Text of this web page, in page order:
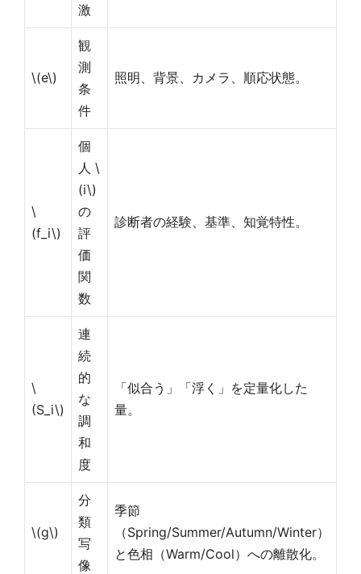
激
\(e\)
観
測
条
件
照明、背景、カメラ、順応状態。
\
(f_i\)
個
人 \
(i\)
の
評
価
関
数
診断者の経験、基準、知覚特性。
\
(S_i\)
連
続
的
な
調
和
度
「似合う」「浮く」を定量化した
量。
\(g\)
分
類
写
像
季節
（Spring/Summer/Autumn/Winter）
と色相（Warm/Cool）への離散化。